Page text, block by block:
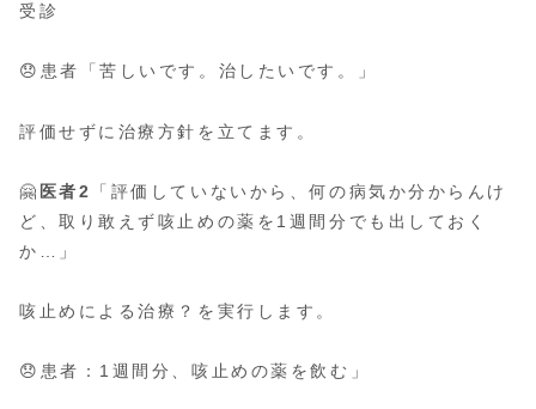
受診
😞患者「苦しいです。治したいです。」
評価せずに治療方針を立てます。
🤗 医者2
「評価していないから、何の病気か分からんけ
ど、取り敢えず咳止めの薬を1週間分でも出しておく
か…」
咳止めによる治療？を実行します。
😞患者：1週間分、咳止めの薬を飲む」